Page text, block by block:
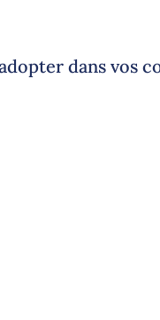
dans vos